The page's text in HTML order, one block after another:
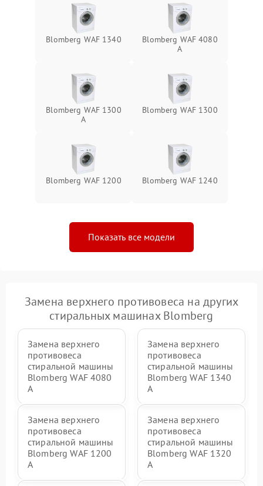
Blomberg WAF 1340
Blomberg WAF 4080
A
Blomberg WAF 1300
A
Blomberg WAF 1300
Blomberg WAF 1200 Blomberg WAF 1240
Показать все модели
Замена верхнего противовеса на других
стиральных машинах Blomberg
Замена верхнего
противовеса
стиральной машины
Blomberg WAF 4080
A
Замена верхнего
противовеса
стиральной машины
Blomberg WAF 1340
A
Замена верхнего
противовеса
стиральной машины
Blomberg WAF 1200
A
Замена верхнего
противовеса
стиральной машины
Blomberg WAF 1320
A